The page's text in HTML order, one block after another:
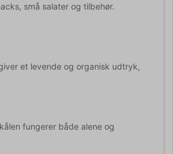
små salater og tilbehør.
et levende og organisk udtryk,
fungerer både alene og